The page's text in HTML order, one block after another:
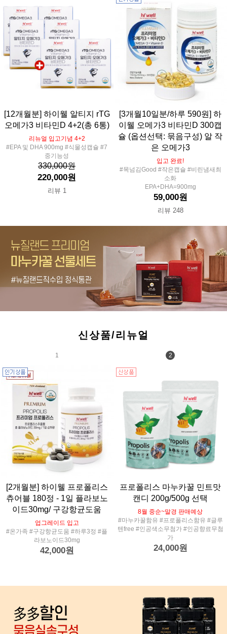
[12개월분] 하이웰 알티지 rTG
오메가3 비타민D 4+2(총 6통)
리뉴얼 입고기념 4+2
#EPA 및 DHA 900mg #식물성캡슐 #7
중기능성
330,000원
220,000원
리뷰 1
[3개월10일분/하루 590원] 하
이웰 오메가3 비타민D 300캡
슐 (옵션선택: 묶음구성) 알 작
은 오메가3
입고 완료!
#목넘김Good #작은캡슐 #비린냄새최
소화
EPA+DHA=900mg
59,000원
리뷰 248
신상품/리뉴얼
1 2
[2개월분] 하이웰 프로폴리스
츄어블 180정 - 1일 플라보노
이드30mg/ 구강항균도움
업그레이드 입고
#온가족 #구강항균도움 #하루3정 #플
라보노이드30mg
42,000원
프로폴리스 마누카꿀 민트맛
캔디 200g/500g 선택
8월 중순~말경 판매예상
#마누카꿀함유 #프로폴리스함유 #글루
텐free #인공색소무첨가 #인공향료무첨
가
24,000원